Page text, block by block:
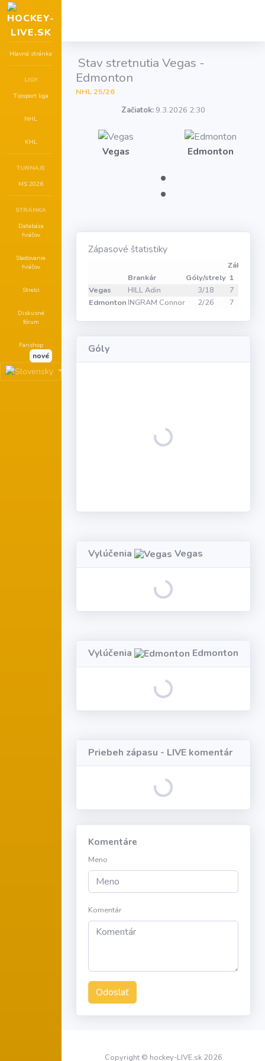
Hlavná stránka
LIGY
Tipsport liga
NHL
KHL
TURNAJE
MS 2026
STRÁNKA
Databáza
hráčov
Sledovanie
hráčov
Strelci
Diskusné
fórum
Fanshop
nové
Stav stretnutia Vegas -
Edmonton
NHL 25/26
Začiatok: 9.3.2026 2:30
Vegas
:
Edmonton
Zápasové štatistiky
Zákroky
Brankár
Góly/strely 1
Vegas
HILL Adin 3/18 7
Edmonton INGRAM Connor 2/26 7
Góly
Loading...
Vylúčenia Vegas
Loading...
Vylúčenia Edmonton
Loading...
Priebeh zápasu - LIVE komentár
Loading...
Komentáre
Meno
Komentár
Odoslať
Copyright © hockey-LIVE.sk 2026